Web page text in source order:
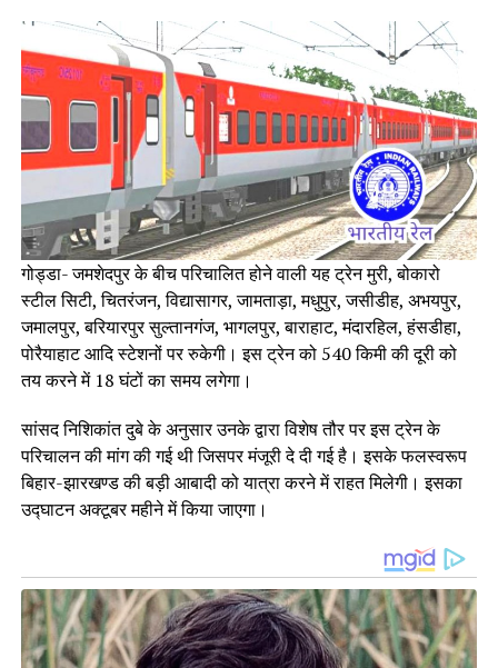
गोड्डा- जमशेदपुर के बीच परिचालित होने वाली यह ट्रेन मुरी, बोकारो
स्टील सिटी, चितरंजन, विद्यासागर, जामताड़ा, मधुपुर, जसीडीह, अभयपुर,
जमालपुर, बरियारपुर सुल्तानगंज, भागलपुर, बाराहाट, मंदारहिल, हंसडीहा,
पोरैयाहाट आदि स्टेशनों पर रुकेगी। इस ट्रेन को 540 किमी की दूरी को
तय करने में 18 घंटों का समय लगेगा।
सांसद निशिकांत दुबे के अनुसार उनके द्वारा विशेष तौर पर इस ट्रेन के
परिचालन की मांग की गई थी जिसपर मंजूरी दे दी गई है। इसके फलस्वरूप
बिहार-झारखण्ड की बड़ी आबादी को यात्रा करने में राहत मिलेगी। इसका
उद्घाटन अक्टूबर महीने में किया जाएगा।